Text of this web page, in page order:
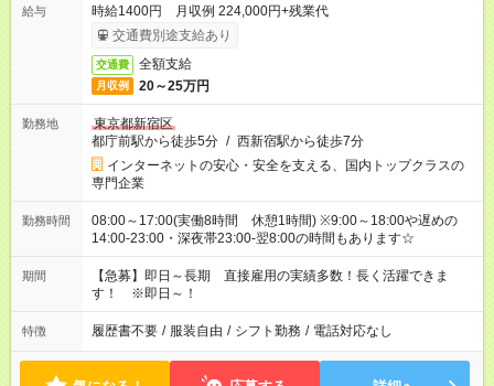
給与
時給1400円 月収例 224,000円+残業代
交通費別途支給あり
交通費 全額支給
月収例 20～25万円
勤務地
東京都新宿区
都庁前駅から徒歩5分 / 西新宿駅から徒歩7分
インターネットの安心・安全を支える、国内トップクラスの
専門企業
勤務時間
08:00～17:00(実働8時間 休憩1時間) ※9:00～18:00や遅めの
14:00-23:00・深夜帯23:00-翌8:00の時間もあります☆
期間
【急募】即日～長期 直接雇用の実績多数！長く活躍できま
す！ ※即日～！
特徴 履歴書不要 / 服装自由 / シフト勤務 / 電話対応なし